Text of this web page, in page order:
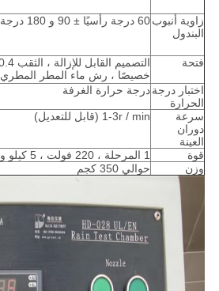
زاوية أنبوب
البندول
60 درجة رأسيًا ± 90 و 180 درجة
فتحة
خصيصًا ، رش ماء المطر المطري 50-150kpa
اختبار درجة
الحرارة
درجة حرارة الغرفة
سرعة
دوران
العينة
1-3r / min (قابل للتعديل)
قوة
1 المرحلة ، 220 فولت ، 5 كيلو واط
وزن
حوالي 350 كجم